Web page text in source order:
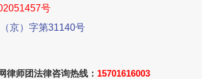
号
京）字第31140号
律师团法律咨询热线： 15701616003